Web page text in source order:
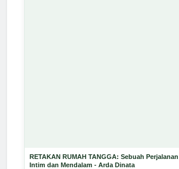
RETAKAN RUMAH TANGGA: Sebuah
Intim dan Mendalam - Arda Dinata